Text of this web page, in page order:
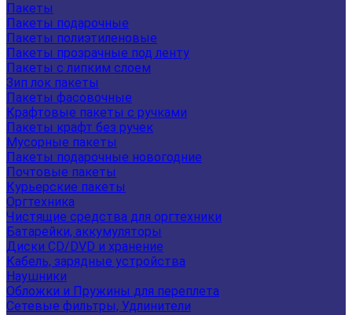
Пакеты
Пакеты подарочные
Пакеты полиэтиленовые
Пакеты прозрачные под ленту
Пакеты с липким слоем
Зип лок пакеты
Пакеты фасовочные
Крафтовые пакеты с ручками
Пакеты крафт без ручек
Мусорные пакеты
Пакеты подарочные новогодние
Почтовые пакеты
Курьерские пакеты
Оргтехника
Чистящие средства для оргтехники
Батарейки, аккумуляторы
Диски CD/DVD и хранение
Кабель, зарядные устройства
Наушники
Обложки и Пружины для переплета
Сетевые фильтры, Удлинители